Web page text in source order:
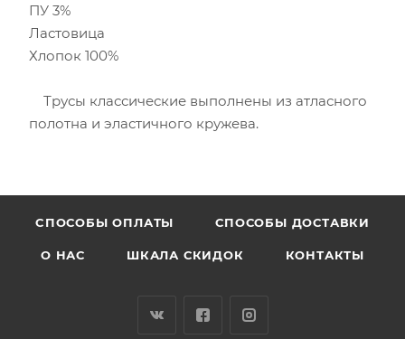
ПУ 3%
Ластовица
Хлопок 100%
Трусы классические выполнены из атласного
полотна и эластичного кружева.
CПОСОБЫ ОПЛАТЫ СПОСОБЫ ДОСТАВКИ
О НАС ШКАЛА СКИДОК КОНТАКТЫ